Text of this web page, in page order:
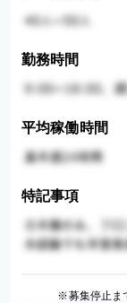
勤務時間
平均稼働時間
特記事項
※募集停止ま